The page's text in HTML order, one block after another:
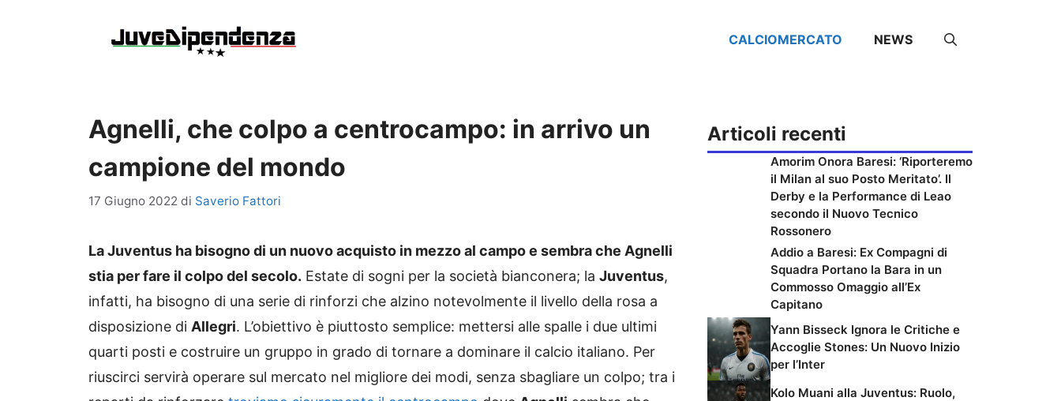
CALCIOMERCATO NEWS
Agnelli, che colpo a centrocampo: in arrivo un
campione del mondo
17 Giugno 2022 di Saverio Fattori
La Juventus ha bisogno di un nuovo acquisto in mezzo al campo e sembra che Agnelli
stia per fare il colpo del secolo. Estate di sogni per la società bianconera; la Juventus,
infatti, ha bisogno di una serie di rinforzi che alzino notevolmente il livello della rosa a
disposizione di Allegri. L’obiettivo è piuttosto semplice: mettersi alle spalle i due ultimi
quarti posti e costruire un gruppo in grado di tornare a dominare il calcio italiano. Per
riuscirci servirà operare sul mercato nel migliore dei modi, senza sbagliare un colpo; tra i
Articoli recenti
Amorim Onora Baresi: ‘Riporteremo
il Milan al suo Posto Meritato’. Il
Derby e la Performance di Leao
secondo il Nuovo Tecnico
Rossonero
Addio a Baresi: Ex Compagni di
Squadra Portano la Bara in un
Commosso Omaggio all’Ex
Capitano
Yann Bisseck Ignora le Critiche e
Accoglie Stones: Un Nuovo Inizio
per l’Inter
Kolo Muani alla Juventus: Ruolo,